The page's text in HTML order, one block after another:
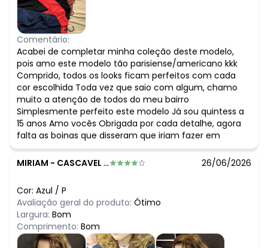
Comentário:
Acabei de completar minha coleção deste modelo,
pois amo este modelo tão parisiense/americano kkk
Comprido, todos os looks ficam perfeitos com cada
cor escolhida Toda vez que saio com algum, chamo
muito a atenção de todos do meu bairro
Simplesmente perfeito este modelo Já sou quintess a
15 anos Amo vocês Obrigada por cada detalhe, agora
falta as boinas que disseram que iriam fazer em
MIRIAM - CASCAVEL - PR 26/06/2026
Cor: Azul / P
Avaliação geral do produto: Ótimo
Largura: Bom
Comprimento: Bom